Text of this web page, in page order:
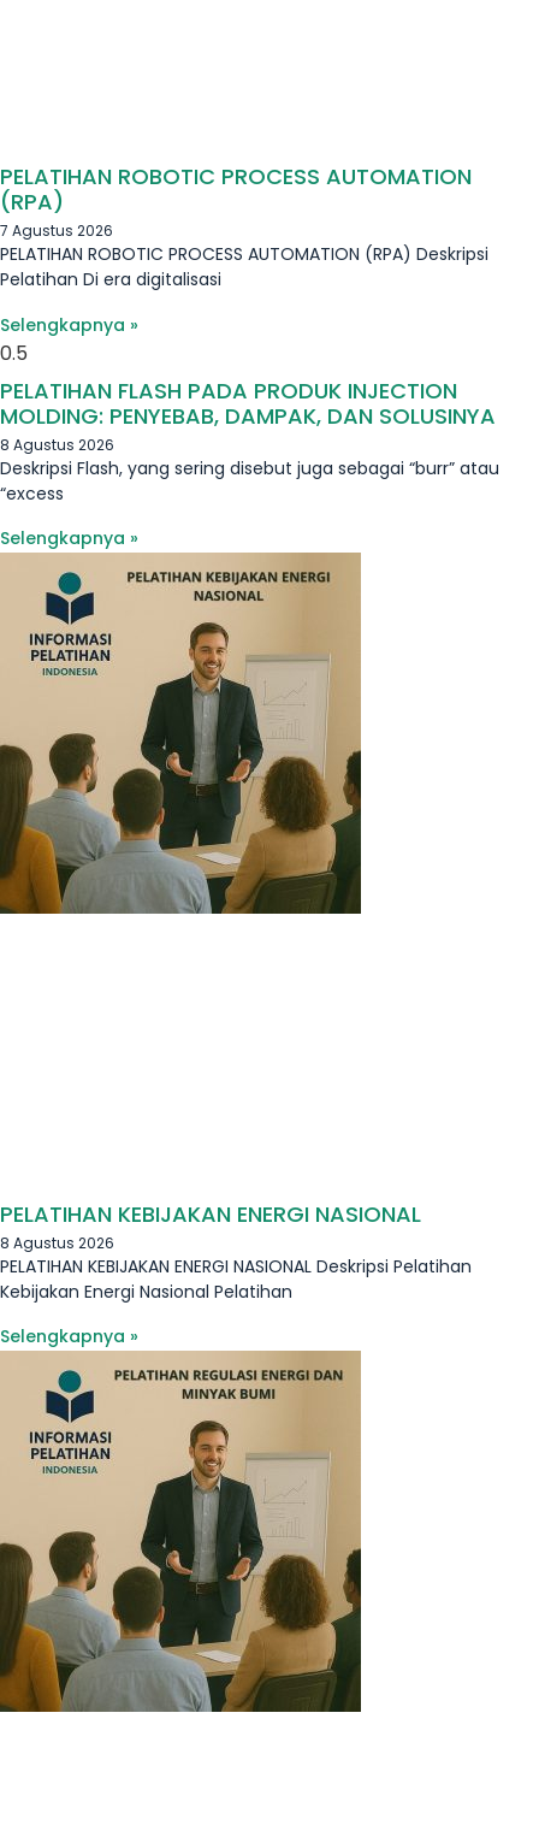
PELATIHAN ROBOTIC PROCESS AUTOMATION
(RPA)
7 Agustus 2026
PELATIHAN ROBOTIC PROCESS AUTOMATION (RPA) Deskripsi
Pelatihan Di era digitalisasi
Selengkapnya »
PELATIHAN FLASH PADA PRODUK INJECTION
MOLDING: PENYEBAB, DAMPAK, DAN SOLUSINYA
8 Agustus 2026
Deskripsi Flash, yang sering disebut juga sebagai “burr” atau
“excess
Selengkapnya »
PELATIHAN KEBIJAKAN ENERGI NASIONAL
8 Agustus 2026
PELATIHAN KEBIJAKAN ENERGI NASIONAL Deskripsi Pelatihan
Kebijakan Energi Nasional Pelatihan
Selengkapnya »